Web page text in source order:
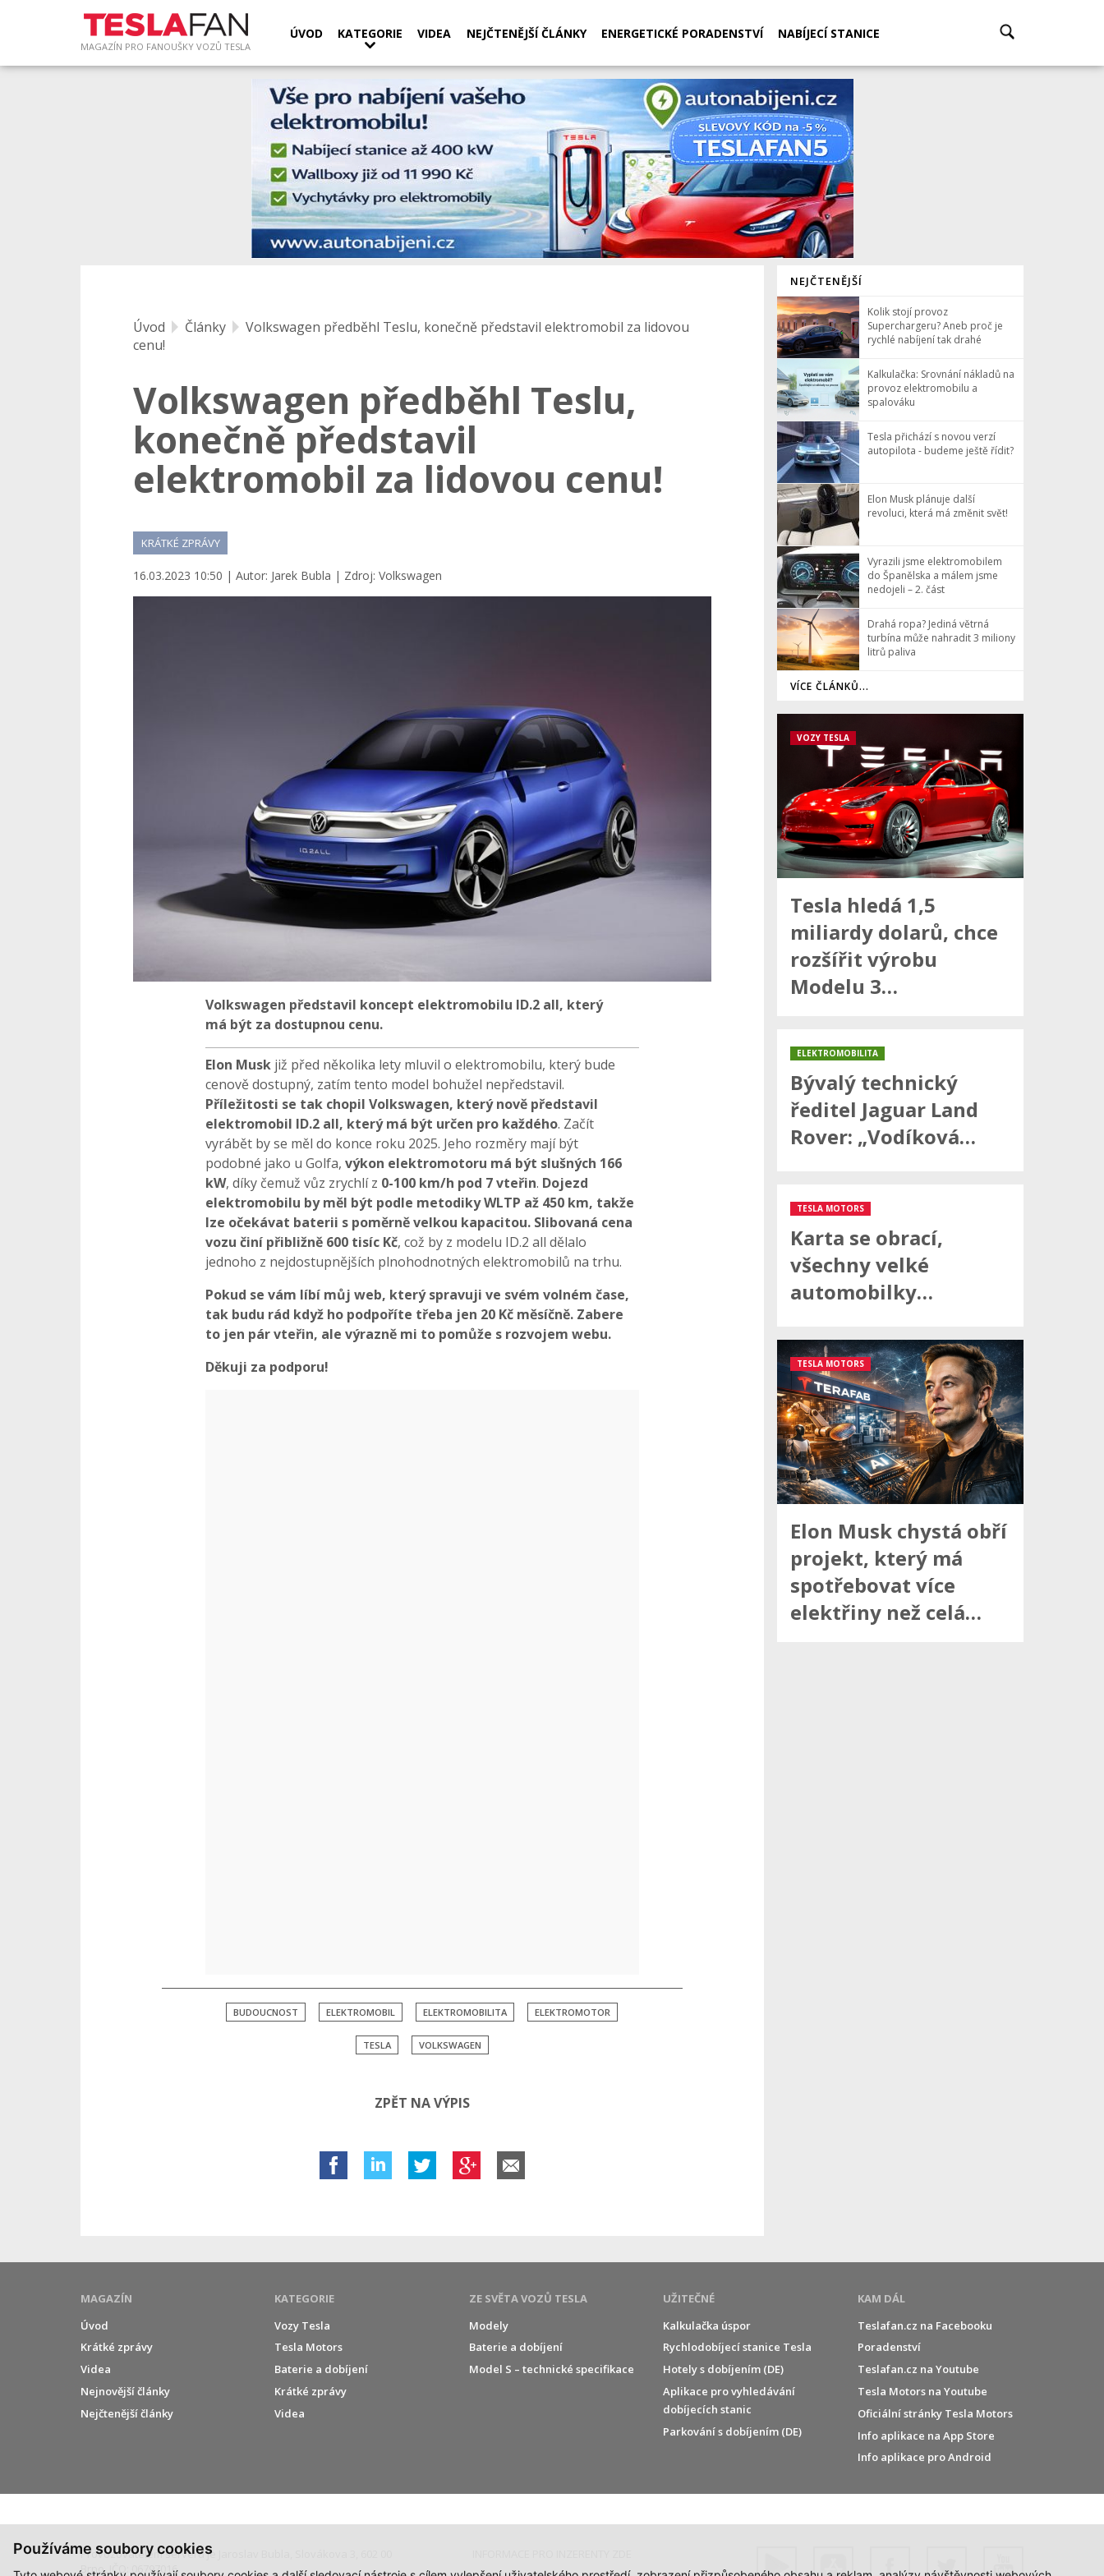
Používáme soubory cookies
MAGAZÍN PRO FANOUŠKY VOZŮ TESLA
ÚVOD KATEGORIE VIDEA NEJČTENĚJŠÍ ČLÁNKY ENERGETICKÉ PORADENSTVÍ NABÍJECÍ STANICE
Úvod Články
Volkswagen předběhl Teslu, konečně představil elektromobil za lidovou
cenu!
Volkswagen předběhl Teslu,
konečně představil
elektromobil za lidovou cenu!
KRÁTKÉ ZPRÁVY
16.03.2023 10:50 | Autor: Jarek Bubla | Zdroj: Volkswagen
Volkswagen představil koncept elektromobilu ID.2 all, který
má být za dostupnou cenu.
Elon Musk již před několika lety mluvil o elektromobilu, který bude
cenově dostupný, zatím tento model bohužel nepředstavil.
Příležitosti se tak chopil Volkswagen, který nově představil
elektromobil ID.2 all, který má být určen pro každého. Začít
vyrábět by se měl do konce roku 2025. Jeho rozměry mají být
podobné jako u Golfa, výkon elektromotoru má být slušných 166
kW, díky čemuž vůz zrychlí z 0-100 km/h pod 7 vteřin. Dojezd
elektromobilu by měl být podle metodiky WLTP až 450 km, takže
lze očekávat baterii s poměrně velkou kapacitou. Slibovaná cena
vozu činí přibližně 600 tisíc Kč, což by z modelu ID.2 all dělalo
jednoho z nejdostupnějších plnohodnotných elektromobilů na trhu.
Pokud se vám líbí můj web, který spravuji ve svém volném čase,
tak budu rád když ho podpoříte třeba jen 20 Kč měsíčně. Zabere
to jen pár vteřin, ale výrazně mi to pomůže s rozvojem webu.
Děkuji za podporu!
BUDOUCNOST ELEKTROMOBIL ELEKTROMOBILITA ELEKTROMOTOR
TESLA VOLKSWAGEN
ZPĚT NA VÝPIS
NEJČTENĚJŠÍ
Kolik stojí provoz
Superchargeru? Aneb proč je
rychlé nabíjení tak drahé
Kalkulačka: Srovnání nákladů na
provoz elektromobilu a
spalováku
Tesla přichází s novou verzí
autopilota - budeme ještě řídit?
Elon Musk plánuje další
revoluci, která má změnit svět!
Vyrazili jsme elektromobilem
do Španělska a málem jsme
nedojeli – 2. část
Drahá ropa? Jediná větrná
turbína může nahradit 3 miliony
litrů paliva
VÍCE ČLÁNKŮ...
Tesla hledá 1,5
miliardy dolarů, chce
rozšířit výrobu
Modelu 3…
VOZY TESLA
Bývalý technický
ředitel Jaguar Land
Rover: „Vodíková…
ELEKTROMOBILITA
Karta se obrací,
všechny velké
automobilky…
TESLA MOTORS
Elon Musk chystá obří
projekt, který má
spotřebovat více
elektřiny než celá…
TESLA MOTORS
MAGAZÍN
Úvod
Krátké zprávy
Videa
Nejnovější články
Nejčtenější články
KATEGORIE
Vozy Tesla
Tesla Motors
Baterie a dobíjení
Krátké zprávy
Videa
ZE SVĚTA VOZŮ TESLA
Modely
Baterie a dobíjení
Model S – technické specifikace
UŽITEČNÉ
Kalkulačka úspor
Rychlodobíjecí stanice Tesla
Hotely s dobíjením (DE)
Aplikace pro vyhledávání
dobíjecích stanic
Parkování s dobíjením (DE)
KAM DÁL
Teslafan.cz na Facebooku
Poradenství
Teslafan.cz na Youtube
Tesla Motors na Youtube
Oficiální stránky Tesla Motors
Info aplikace na App Store
Info aplikace pro Android
Provozovatelem serveru je Jaroslav Bubla, Slovákova 3, 602 00
Brno, IČO: 06797016.